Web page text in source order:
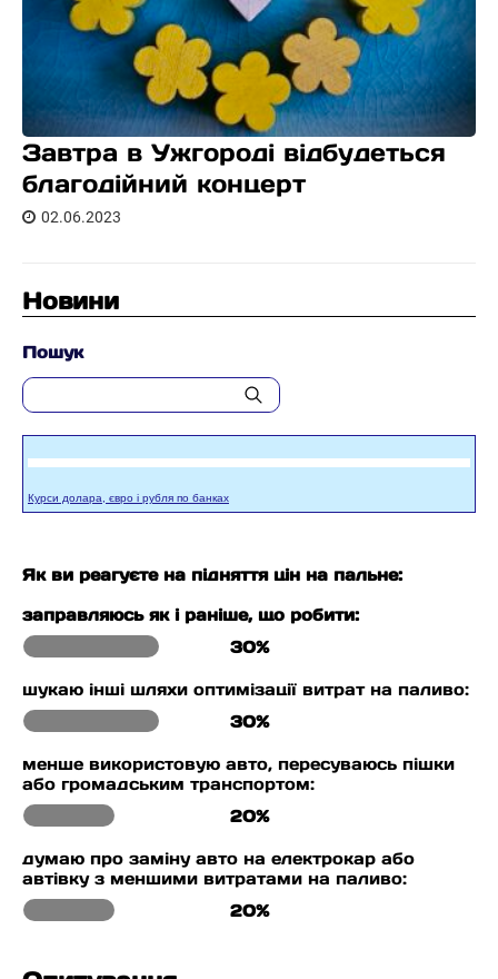
Завтра в Ужгороді відбудеться
благодійний концерт
02.06.2023
Новини
Пошук
Курси долара, євро і рубля по банках
Як ви реагуєте на підняття цін на пальне:
заправляюсь як і раніше, що робити:
30%
шукаю інші шляхи оптимізації витрат на паливо:
30%
менше використовую авто, пересуваюсь пішки
або громадським транспортом:
20%
думаю про заміну авто на електрокар або
автівку з меншими витратами на паливо:
20%